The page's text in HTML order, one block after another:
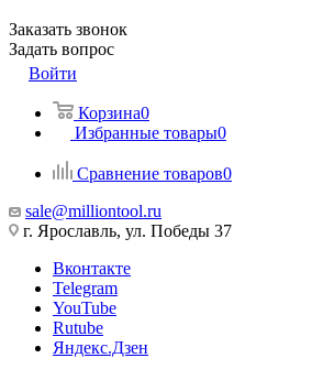
Заказать звонок
Задать вопрос
Войти
Корзина0
Избранные товары0
Сравнение товаров0
sale@milliontool.ru
г. Ярославль, ул. Победы 37
Вконтакте
Telegram
YouTube
Rutube
Яндекс.Дзен